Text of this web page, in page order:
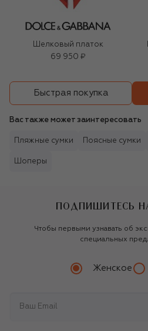
Шелковый платок
69 950 ₽
Быстрая покупка
Вас также может заинтересовать
Пляжные сумки Поясные сумки
Шоперы
ПОДПИШИТЕСЬ
Чтобы первыми узнавать об
специальных
Женское